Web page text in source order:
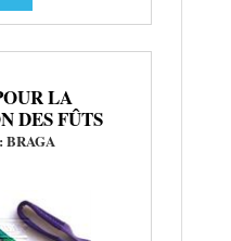
LA
DES FÛTS
BRAGA